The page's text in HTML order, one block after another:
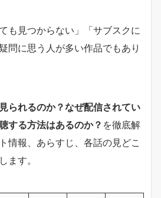
も見つからない」「サブスクに
問に思う人が多い作品でもあり
られるのか？なぜ配信されてい
する方法はあるのか？ を徹底解
情報、あらすじ、各話の見どこ
ます。